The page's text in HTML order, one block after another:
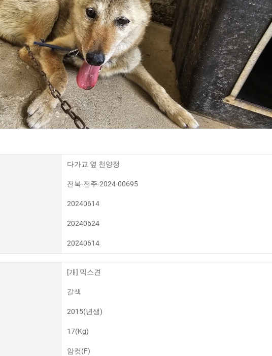
다가교 옆 천양정
전북-전주-2024-00695
20240614
20240624
20240614
[개] 믹스견
갈색
2015(년생)
17(Kg)
암컷(F)